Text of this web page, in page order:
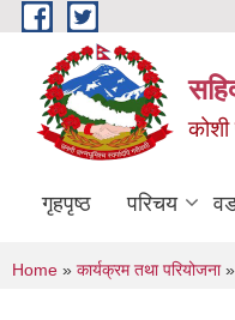
Skip to main content
गृहपृष्ठ परिचय
You are here
Home » कार्यक्रम तथा परियोजना»